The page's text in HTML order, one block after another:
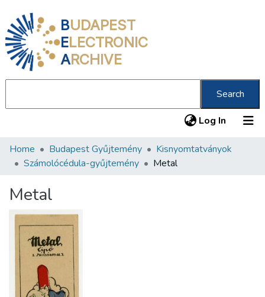
BUDAPEST
ELECTRONIC
ARCHIVE
Search
Log In (current)
Communities & Collections
Statistics
Home Budapest Gyűjtemény
Kisnyomtatványok
Számolócédula-gyűjtemény
Metal
Metal